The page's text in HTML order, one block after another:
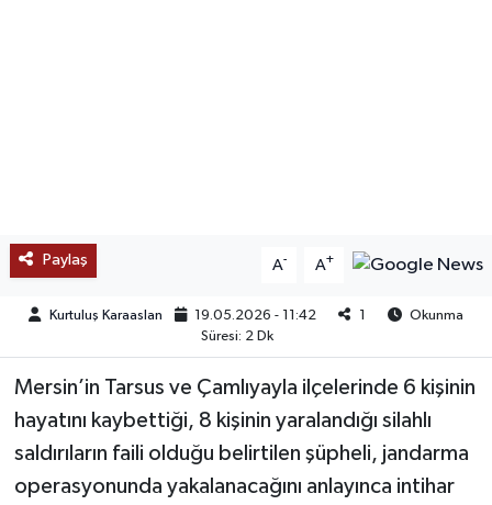
Paylaş A- A+
Kurtuluş Karaaslan 19.05.2026 - 11:42 1
Okunma
Süresi: 2 Dk
Mersin’in Tarsus ve Çamlıyayla ilçelerinde 6 kişinin
hayatını kaybettiği, 8 kişinin yaralandığı silahlı
saldırıların faili olduğu belirtilen şüpheli, jandarma
operasyonunda yakalanacağını anlayınca intihar
MEDYA
OTOMOTİV
TEKNOLOJİ
KÜLTÜR SANAT